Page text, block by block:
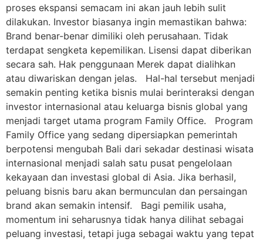
proses ekspansi semacam ini akan jauh lebih sulit
dilakukan. Investor biasanya ingin memastikan bahwa:
Brand benar-benar dimiliki oleh perusahaan. Tidak
terdapat sengketa kepemilikan. Lisensi dapat diberikan
secara sah. Hak penggunaan Merek dapat dialihkan
atau diwariskan dengan jelas. Hal-hal tersebut menjadi
semakin penting ketika bisnis mulai berinteraksi dengan
investor internasional atau keluarga bisnis global yang
menjadi target utama program Family Office. Program
Family Office yang sedang dipersiapkan pemerintah
berpotensi mengubah Bali dari sekadar destinasi wisata
internasional menjadi salah satu pusat pengelolaan
kekayaan dan investasi global di Asia. Jika berhasil,
peluang bisnis baru akan bermunculan dan persaingan
brand akan semakin intensif. Bagi pemilik usaha,
momentum ini seharusnya tidak hanya dilihat sebagai
peluang investasi, tetapi juga sebagai waktu yang tepat